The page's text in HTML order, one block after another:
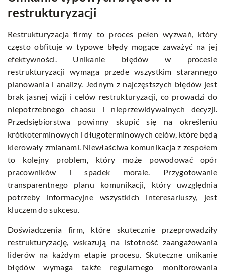
restrukturyzacji
Restrukturyzacja firmy to proces pełen wyzwań, który
często obfituje w typowe błędy mogące zaważyć na jej
efektywności. Unikanie błędów w procesie
restrukturyzacji wymaga przede wszystkim starannego
planowania i analizy. Jednym z najczęstszych błędów jest
brak jasnej wizji i celów restrukturyzacji, co prowadzi do
niepotrzebnego chaosu i nieprzewidywalnych decyzji.
Przedsiębiorstwa powinny skupić się na określeniu
krótkoterminowych i długoterminowych celów, które będą
kierowały zmianami. Niewłaściwa komunikacja z zespołem
to kolejny problem, który może powodować opór
pracowników i spadek morale. Przygotowanie
transparentnego planu komunikacji, który uwzględnia
potrzeby informacyjne wszystkich interesariuszy, jest
kluczem do sukcesu.
Doświadczenia firm, które skutecznie przeprowadziły
restrukturyzację, wskazują na istotność zaangażowania
liderów na każdym etapie procesu. Skuteczne unikanie
błędów wymaga także regularnego monitorowania